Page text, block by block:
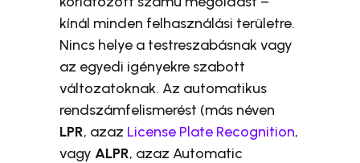
kínál minden felhasználási területre.
Nincs helye a testreszabásnak vagy
az egyedi igényekre szabott
változatoknak. Az automatikus
rendszámfelismerést (más néven
LPR, azaz License Plate Recognition,
vagyALPR, azaz Automatic